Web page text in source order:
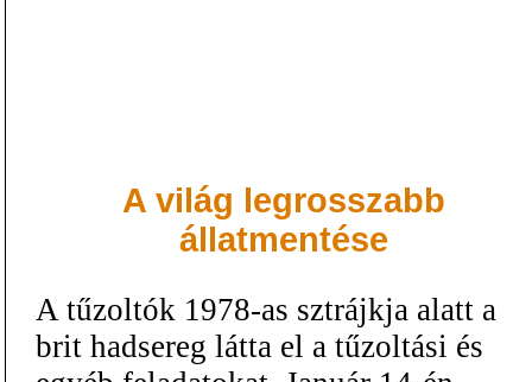
A világ legrosszabb
állatmentése
A tűzoltók 1978-as sztrájkja alatt a
brit hadsereg látta el a tűzoltási és